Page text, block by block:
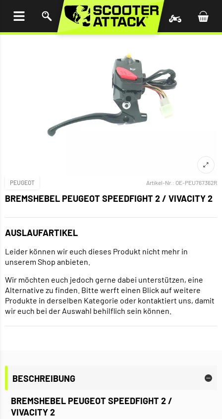
PEUGEOT Artikel-Nr.: OE-PEU767362R
BREMSHEBEL PEUGEOT SPEEDFIGHT 2 / VIVACITY 2
AUSLAUFARTIKEL
Leider können wir euch dieses Produkt nicht mehr in
unserem Shop anbieten.
Wir möchten euch jedoch gerne dabei unterstützen, eine
Alternative zu finden. Bitte werft einen Blick auf weitere
Produkte in derselben Kategorie oder kontaktiert uns, damit
wir euch bei der Auswahl behilflich sein können.
BESCHREIBUNG
BREMSHEBEL PEUGEOT SPEEDFIGHT 2 /
VIVACITY 2